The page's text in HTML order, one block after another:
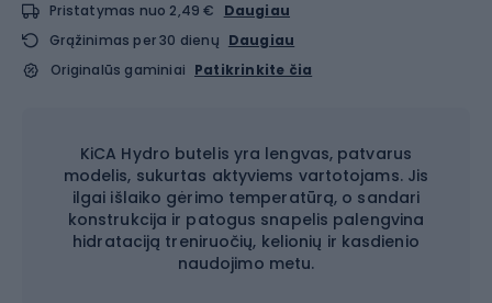
Pristatymas nuo 2,49 €
Daugiau
Grąžinimas per 30 dienų Daugiau
Originalūs gaminiai Patikrinkite čia
KiCA Hydro butelis yra lengvas, patvarus
modelis, sukurtas aktyviems vartotojams. Jis
ilgai išlaiko gėrimo temperatūrą, o sandari
konstrukcija ir patogus snapelis palengvina
hidrataciją treniruočių, kelionių ir kasdienio
naudojimo metu.